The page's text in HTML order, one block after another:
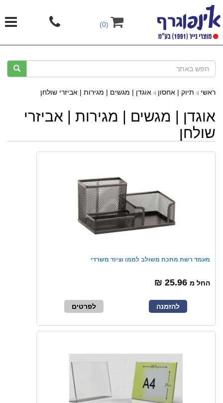
(0)
ראשי תיוק | אחסון אוגדן | מגשים | מגירות | אביזרי שולחן
אוגדן | מגשים | מגירות | אביזרי
שולחן
מעמד רשת מתכת משולב לממו וציוד משרדי
החל מ
להזמנה לפרטים